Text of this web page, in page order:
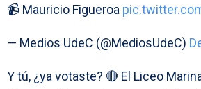
📹 Mauricio Figueroa
— Medios UdeC (@MediosUdeC)
Y tú, ¿ya votaste? 🔴 El Liceo